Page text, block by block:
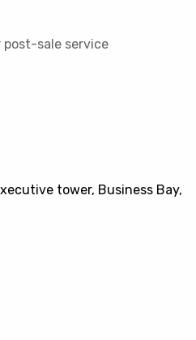
post-sale service
tower, Business Bay,